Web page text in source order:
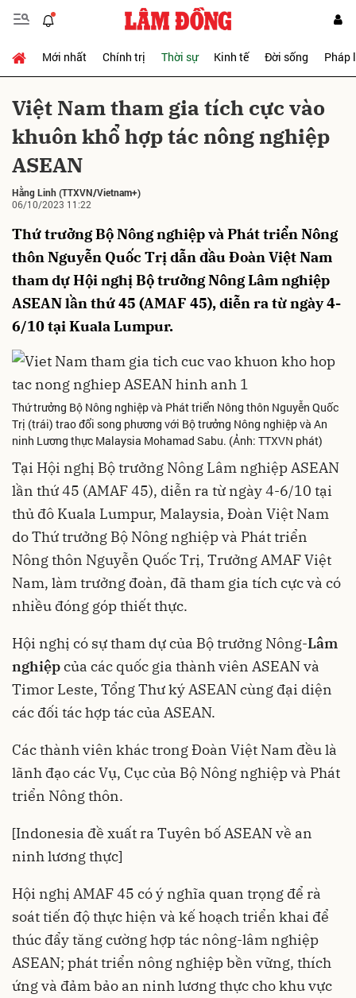
Mới nhất Chính trị Thời sự Kinh tế Đời sống Pháp
Việt Nam tham gia tích cực vào
khuôn khổ hợp tác nông nghiệp
ASEAN
Hằng Linh(TTXVN/Vietnam+)
06/10/2023 11:22
Thứ trưởng Bộ Nông nghiệp và Phát triển Nông
thôn Nguyễn Quốc Trị dẫn đầu Đoàn Việt Nam
tham dự Hội nghị Bộ trưởng Nông Lâm nghiệp
ASEAN lần thứ 45 (AMAF 45), diễn ra từ ngày 4-
6/10 tại Kuala Lumpur.
Thứ trưởng Bộ Nông nghiệp và Phát triển Nông thôn Nguyễn Quốc
Trị (trái) trao đổi song phương với Bộ trưởng Nông nghiệp và An
ninh Lương thực Malaysia Mohamad Sabu. (Ảnh: TTXVN phát)
Tại Hội nghị Bộ trưởng Nông Lâm nghiệp ASEAN
lần thứ 45 (AMAF 45), diễn ra từ ngày 4-6/10 tại
thủ đô Kuala Lumpur, Malaysia, Đoàn Việt Nam
do Thứ trưởng Bộ Nông nghiệp và Phát triển
Nông thôn Nguyễn Quốc Trị, Trưởng AMAF Việt
Nam, làm trưởng đoàn, đã tham gia tích cực và có
nhiều đóng góp thiết thực.
Hội nghị có sự tham dự của Bộ trưởng Nông-Lâm
nghiệpcủa các quốc gia thành viên ASEAN và
Timor Leste, Tổng Thư ký ASEAN cùng đại diện
các đối tác hợp tác của ASEAN.
Các thành viên khác trong Đoàn Việt Nam đều là
lãnh đạo các Vụ, Cục của Bộ Nông nghiệp và Phát
triển Nông thôn.
[Indonesia đề xuất ra Tuyên bố ASEAN về an
ninh lương thực]
Hội nghị AMAF 45 có ý nghĩa quan trọng để rà
soát tiến độ thực hiện và kế hoạch triển khai để
thúc đẩy tăng cường hợp tác nông-lâm nghiệp
ASEAN; phát triển nông nghiệp bền vững, thích
ứng và đảm bảo an ninh lương thực cho khu vực
Gửi bình luận
Hủy Gửi